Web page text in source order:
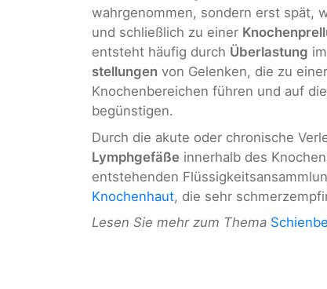
wahrgenommen, sondern erst spät,
und schließlich zu einer
entsteht häufig durch Überlastung
stellungen von Gelenken, die zu
Knochenbereichen führen und auf
begünstigen.
Durch die akute oder chronische
Lymphgefäße innerhalb des
entstehenden
Knochenhaut, die sehr
Lesen Sie mehr zum Thema